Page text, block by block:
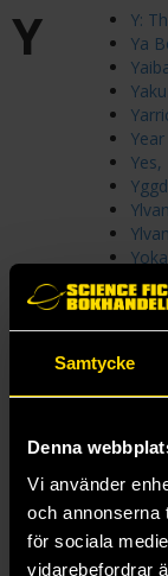
Samtycke
Denna
Vi använder
och annonserna
för sociala
vidarebefordrar
Y
Y:
Ya
You
You
Jiao